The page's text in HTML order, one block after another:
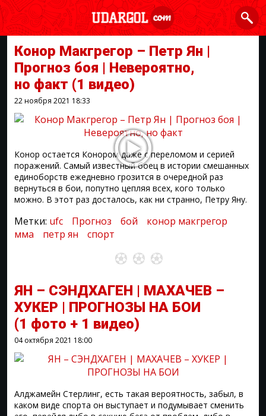
Конор Макгрегор – Петр Ян |
Прогноз боя | Невероятно,
но факт (1 видео)
22 ноября 2021 18:33
Конор остается Конором даже с переломом и серией
поражений. Самый известный боец в истории смешанных
единоборств ежедневно грозится в очередной раз
вернуться в бои, попутно цепляя всех, кого только
можно. В этот раз досталось, как ни странно, Петру Яну.
Метки: ufc Прогноз бой
конор макгрегор
мма
петр ян спорт
ЯН – СЭНДХАГЕН | МАХАЧЕВ –
ХУКЕР | ПРОГНОЗЫ НА БОИ
(1 фото + 1 видео)
04 октября 2021 18:00
Алджамейн Стерлинг, есть такая вероятность, забыл, в
каком виде спорта он выступает и подумывает сменить